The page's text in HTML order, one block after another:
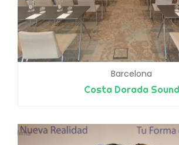
Barcelona
Costa Dorada Sound